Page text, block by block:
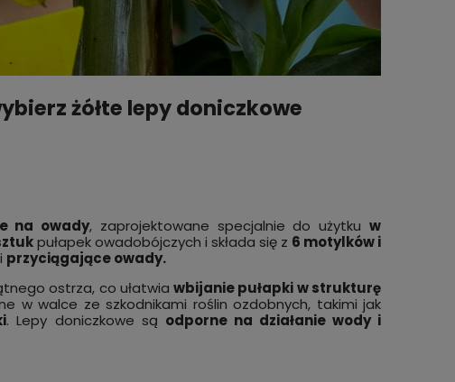
żółte lepy doniczkowe
na owady, zaprojektowane specjalnie do użytkuw
pułapek owadobójczych i składa się z 6 motylków i
przyciągające owady.
ostrza, co ułatwiawbijanie pułapki w strukturę
w walce ze szkodnikami roślin ozdobnych, takimi jak
. Lepy doniczkowe są odporne na działanie wody i